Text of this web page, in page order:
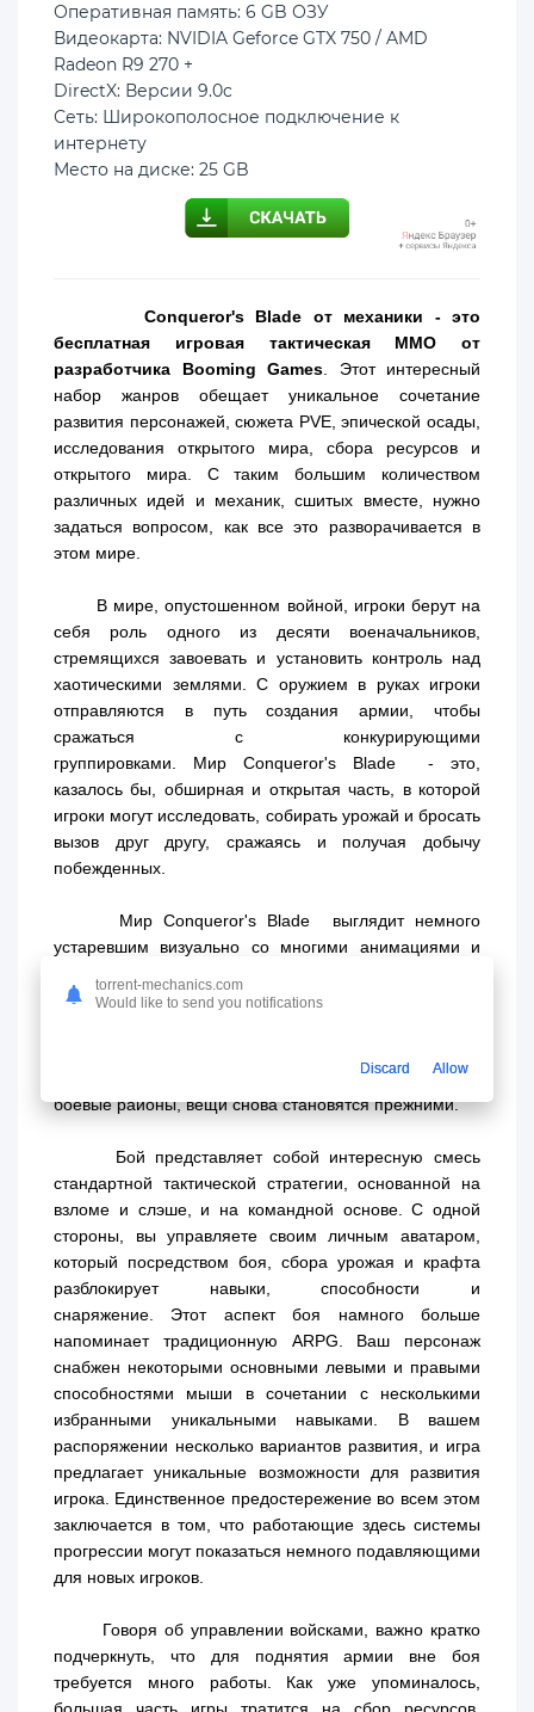
Оперативная память: 6 GB ОЗУ
Видеокарта: NVIDIA Geforce GTX 750 / AMD
Radeon R9 270 +
DirectX: Версии 9.0c
Сеть: Широкополосное подключение к
интернету
Место на диске: 25 GB
Conqueror's Blade от механики - это
бесплатная игровая тактическая MMO от
разработчика Booming Games . Этот интересный
набор жанров обещает уникальное сочетание
развития персонажей, сюжета PVE, эпической осады,
исследования открытого мира, сбора ресурсов и
открытого мира. С таким большим количеством
различных идей и механик, сшитых вместе, нужно
задаться вопросом, как все это разворачивается в
этом мире.
В мире, опустошенном войной, игроки берут на
себя роль одного из десяти военачальников,
стремящихся завоевать и установить контроль над
хаотическими землями. С оружием в руках игроки
отправляются в путь создания армии, чтобы
сражаться с конкурирующими
группировками. Мир Conqueror's Blade - это,
казалось бы, обширная и открытая часть, в которой
игроки могут исследовать, собирать урожай и бросать
вызов друг другу, сражаясь и получая добычу
побежденных.
Мир Conqueror's Blade выглядит немного
устаревшим визуально со многими анимациями и
плоскими. Тем не менее, вы будете впечатлены
нем. Однако при входе в открытый мир или даже в
боевые районы, вещи снова становятся прежними.
Бой представляет собой интересную смесь
стандартной тактической стратегии, основанной на
взломе и слэше, и на командной основе. С одной
стороны, вы управляете своим личным аватаром,
который посредством боя, сбора урожая и крафта
разблокирует навыки, способности и
снаряжение. Этот аспект боя намного больше
напоминает традиционную ARPG. Ваш персонаж
снабжен некоторыми основными левыми и правыми
способностями мыши в сочетании с несколькими
избранными уникальными навыками. В вашем
распоряжении несколько вариантов развития, и игра
предлагает уникальные возможности для развития
игрока. Единственное предостережение во всем этом
заключается в том, что работающие здесь системы
прогрессии могут показаться немного подавляющими
для новых игроков.
Говоря об управлении войсками, важно кратко
подчеркнуть, что для поднятия армии вне боя
требуется много работы. Как уже упоминалось,
большая часть игры тратится на сбор ресурсов,
torrent-mechanics.com
Would like to send you notifications
Discard Allow